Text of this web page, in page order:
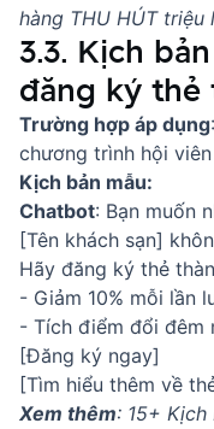
hàng THU HÚT triệu
3.3. Kịch
đăng ký thẻ
Trường hợp áp dụng
chương trình hội
Kịch bản mẫu:
Chatbot: Bạn muốn
[Tên khách sạn]
Hãy đăng ký thẻ
- Giảm 10% mỗi lần
- Tích điểm đổi đêm
[Đăng ký ngay]
[Tìm hiểu thêm về
Xem thêm: 15+